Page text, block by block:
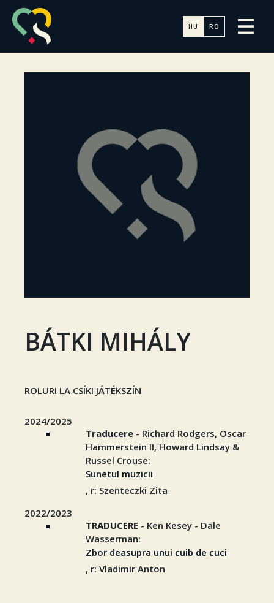
HU RO
BÁTKI MIHÁLY
ROLURI LA CSÍKI JÁTÉKSZÍN
2024/2025
Traducere - Richard Rodgers, Oscar
Hammerstein II, Howard Lindsay &
Russel Crouse:
Sunetul muzicii
, r: Szenteczki Zita
2022/2023
TRADUCERE - Ken Kesey - Dale
Wasserman:
Zbor deasupra unui cuib de cuci
, r: Vladimir Anton